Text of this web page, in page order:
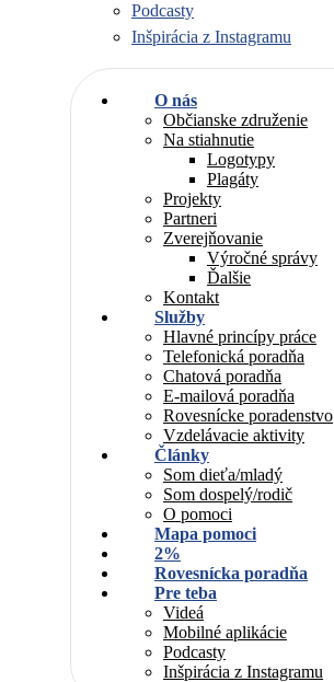
Podcasty
Inšpirácia z Instagramu
O nás
Občianske združenie
Na stiahnutie
Logotypy
Plagáty
Projekty
Partneri
Zverejňovanie
Výročné správy
Ďalšie
Kontakt
Služby
Hlavné princípy práce
Telefonická poradňa
Chatová poradňa
E-mailová poradňa
Rovesnícke poradenstvo
Vzdelávacie aktivity
Články
Som dieťa/mladý
Som dospelý/rodič
O pomoci
Mapa pomoci
2%
Rovesnícka poradňa
Pre teba
Videá
Mobilné aplikácie
Podcasty
Inšpirácia z Instagramu